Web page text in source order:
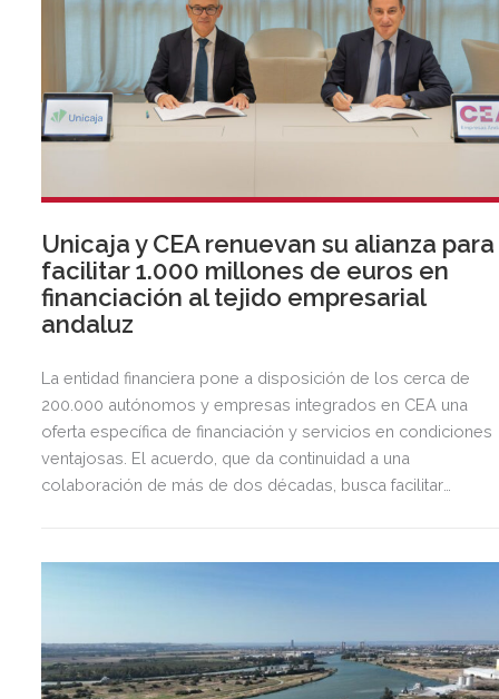
Unicaja y CEA renuevan su alianza para
facilitar 1.000 millones de euros en
financiación al tejido empresarial
andaluz
La entidad financiera pone a disposición de los cerca de
200.000 autónomos y empresas integrados en CEA una
oferta específica de financiación y servicios en condiciones
ventajosas. El acuerdo, que da continuidad a una
colaboración de más de dos décadas, busca facilitar
Unicaja a empresas, pymes y autónomos, uno de los